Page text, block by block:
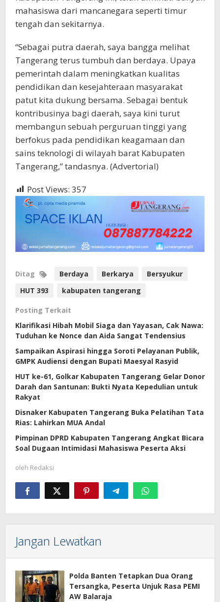
mahasiswa dari mancanegara seperti timur
tengah dan sekitarnya.
“Sebagai putra daerah, saya bangga melihat
Tangerang terus tumbuh dan berdaya. Upaya
pemerintah dalam meningkatkan kualitas
pendidikan dan kesejahteraan masyarakat
patut kita dukung bersama. Sebagai bentuk
kontribusinya bagi daerah, saya kini turut
membangun sebuah perguruan tinggi yang
berfokus pada pendidikan keagamaan dan
sains teknologi di wilayah barat Kabupaten
Tangerang,” tandasnya. (Advertorial)
Post Views: 357
Ditag Berdaya Berkarya
Bersyukur
HUT 393
kabupaten tangerang
Posting Terkait
Klarifikasi Hibah Mobil Siaga dan Yayasan, Cak Nawa:
Tuduhan ke Nonce dan Aida Sangat Tendensius
Sampaikan Aspirasi hingga Soroti Pelayanan Publik,
GMPK Audiensi dengan Bupati Maesyal Rasyid
HUT ke-61, Golkar Kabupaten Tangerang Gelar Donor
Darah dan Santunan: Bukti Nyata Kepedulian untuk
Rakyat
Disnaker Kabupaten Tangerang Buka Pelatihan Tata
Rias: Lahirkan MUA Andal
Pimpinan DPRD Kabupaten Tangerang Angkat Bicara
Soal Dugaan Intimidasi Mahasiswa Peserta Aksi
oleh Redaksi
Jangan Lewatkan
Polda Banten Tetapkan Dua Orang
Tersangka, Peserta Unjuk Rasa PEMI
AW Balaraja